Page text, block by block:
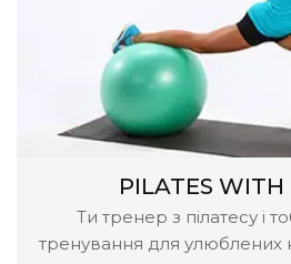
PILATES WITH
Ти тренер з пілатесу і
тренування для улюблених